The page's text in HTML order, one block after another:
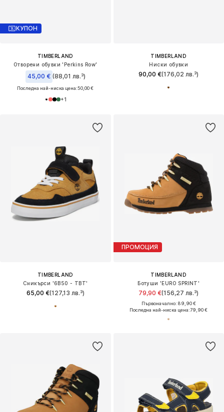
КУПОН
TIMBERLAND
Отворени обувки 'Perkins Row'
45,00 € (88,01 лв.³)
Последна най-ниска цена:50,00 €
+1
TIMBERLAND
Ниски обувки
90,00 €(176,02 лв.³)
TIMBERLAND
Сникърси '6B50 - TBT'
65,00 €(127,13 лв.³)
ПРОМОЦИЯ
TIMBERLAND
Ботуши 'EURO SPRINT'
79,90 €(156,27 лв.³)
Първоначално: 89,90 €
Последна най-ниска цена:79,90 €